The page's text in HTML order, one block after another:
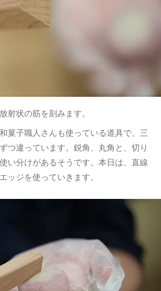
射状の筋を刻みます。
菓子職人さんも使っている道具で、三
つ違っています。鋭角、丸角と、切り
い分けがあるそうです。本日は、直線
ッジを使っていきます。